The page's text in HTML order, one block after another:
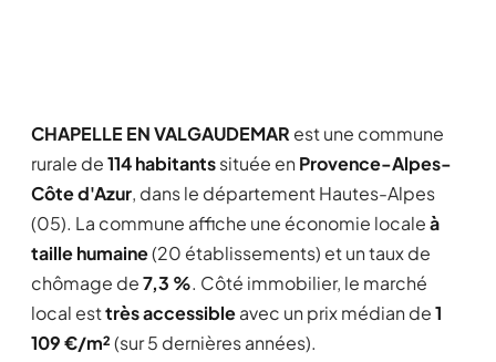
CHAPELLE EN VALGAUDEMAR est une commune
rurale de114 habitantssituée en Provence-Alpes-
Côte d'Azur, dans le département Hautes-Alpes
(05). La commune affiche une économie localeà
taille humaine(20 établissements) et un taux de
chômage de7,3 %. Côté immobilier, le marché
local esttrès accessibleavec un prix médian de1
109 €/m²(sur 5 dernières années).